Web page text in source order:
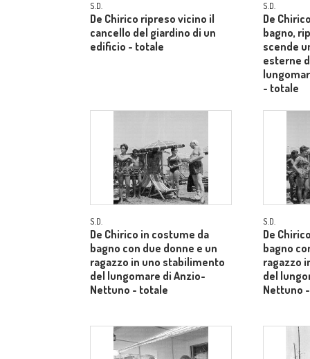
S.D.
De Chirico ripreso vicino il
cancello del giardino di un
edificio - totale
S.D.
De
bagno,
scende
esterne
- totale
S.D.
De Chirico in costume da
bagno con due donne e un
ragazzo in uno stabilimento
del lungomare di Anzio-
Nettuno - totale
S.D.
De
bagno
ragazzo
del
Nettuno